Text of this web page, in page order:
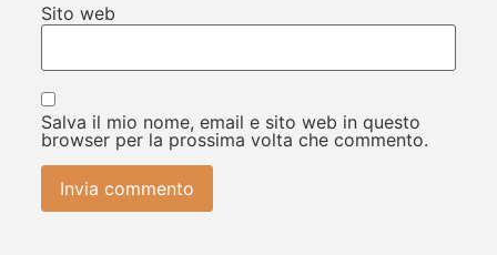
Sito web
Salva il mio nome, email e sito web in questo
browser per la prossima volta che commento.